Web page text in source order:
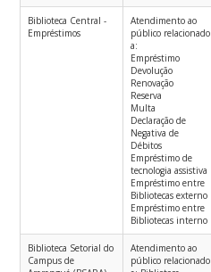
Biblioteca Central -
Empréstimos
Atendimento ao
público relacionado
a:
Empréstimo
Devolução
Renovação
Reserva
Multa
Declaração de
Negativa de
Débitos
Empréstimo de
tecnologia assistiva
Empréstimo entre
Bibliotecas externo
Empréstimo entre
Bibliotecas interno
Biblioteca Setorial do
Campus de
Atendimento ao
público relacionado